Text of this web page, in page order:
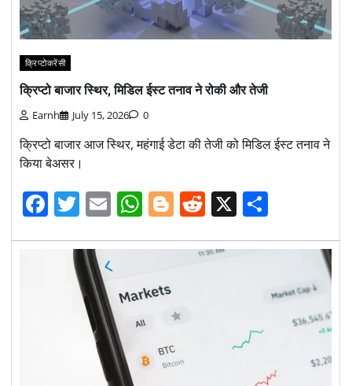
क्रिप्टोकरेंसी
क्रिप्टो बाजार स्थिर, मिडिल ईस्ट तनाव ने रोकी और तेजी
Earnh July 15, 2026 0
क्रिप्टो बाजार आज स्थिर, महंगाई डेटा की तेजी को मिडिल ईस्ट तनाव ने
किया बेअसर।
Facebook
Twitter
EmailWhatsApp
Blogger
Reddit
X